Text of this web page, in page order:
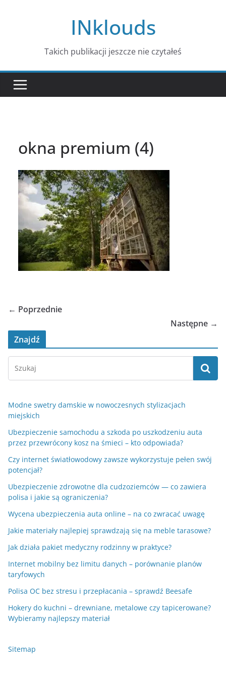
INklouds
Takich publikacji jeszcze nie czytałeś
okna premium (4)
← Poprzednie
Następne →
Znajdź
Modne swetry damskie w nowoczesnych stylizacjach
miejskich
Ubezpieczenie samochodu a szkoda po uszkodzeniu auta
przez przewrócony kosz na śmieci – kto odpowiada?
Czy internet światłowodowy zawsze wykorzystuje pełen swój
potencjał?
Ubezpieczenie zdrowotne dla cudzoziemców — co zawiera
polisa i jakie są ograniczenia?
Wycena ubezpieczenia auta online – na co zwracać uwagę
Jakie materiały najlepiej sprawdzają się na meble tarasowe?
Jak działa pakiet medyczny rodzinny w praktyce?
Internet mobilny bez limitu danych – porównanie planów
taryfowych
Polisa OC bez stresu i przepłacania – sprawdź Beesafe
Hokery do kuchni – drewniane, metalowe czy tapicerowane?
Wybieramy najlepszy materiał
Sitemap